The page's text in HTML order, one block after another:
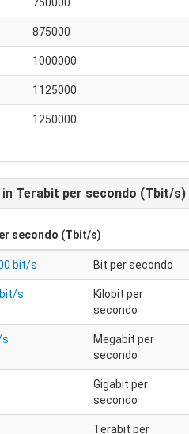
875000
1000000
1125000
1250000
Terabit per secondo (Tbit/s)
secondo (Tbit/s)
bit/s Bit per secondo
s
Kilobit per
secondo
s
Megabit per
secondo
Gigabit per
secondo
Terabit per